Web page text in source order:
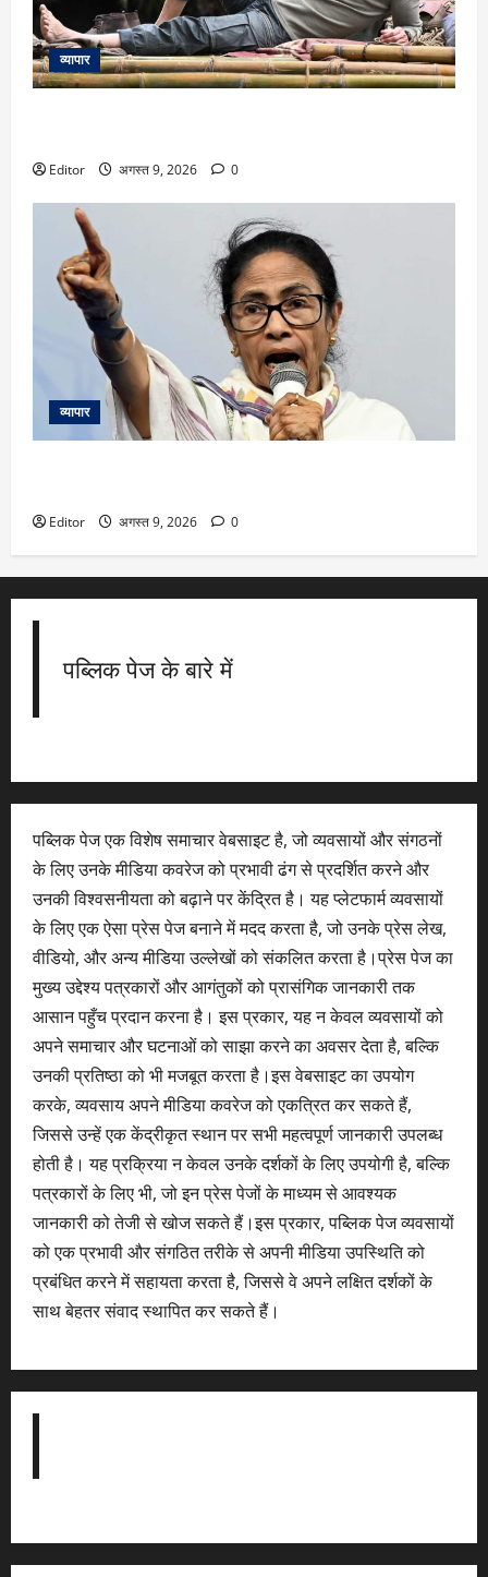
व्यापार
Editor अगस्त 9, 2026 0
व्यापार
Editor अगस्त 9, 2026 0
पब्लिक पेज के बारे में
पब्लिक पेज एक विशेष समाचार वेबसाइट है, जो व्यवसायों और संगठनों
के लिए उनके मीडिया कवरेज को प्रभावी ढंग से प्रदर्शित करने और
उनकी विश्वसनीयता को बढ़ाने पर केंद्रित है। यह प्लेटफार्म व्यवसायों
के लिए एक ऐसा प्रेस पेज बनाने में मदद करता है, जो उनके प्रेस लेख,
वीडियो, और अन्य मीडिया उल्लेखों को संकलित करता है।प्रेस पेज का
मुख्य उद्देश्य पत्रकारों और आगंतुकों को प्रासंगिक जानकारी तक
आसान पहुँच प्रदान करना है। इस प्रकार, यह न केवल व्यवसायों को
अपने समाचार और घटनाओं को साझा करने का अवसर देता है, बल्कि
उनकी प्रतिष्ठा को भी मजबूत करता है।इस वेबसाइट का उपयोग
करके, व्यवसाय अपने मीडिया कवरेज को एकत्रित कर सकते हैं,
जिससे उन्हें एक केंद्रीकृत स्थान पर सभी महत्वपूर्ण जानकारी उपलब्ध
होती है। यह प्रक्रिया न केवल उनके दर्शकों के लिए उपयोगी है, बल्कि
पत्रकारों के लिए भी, जो इन प्रेस पेजों के माध्यम से आवश्यक
जानकारी को तेजी से खोज सकते हैं।इस प्रकार, पब्लिक पेज व्यवसायों
को एक प्रभावी और संगठित तरीके से अपनी मीडिया उपस्थिति को
प्रबंधित करने में सहायता करता है, जिससे वे अपने लक्षित दर्शकों के
साथ बेहतर संवाद स्थापित कर सकते हैं।